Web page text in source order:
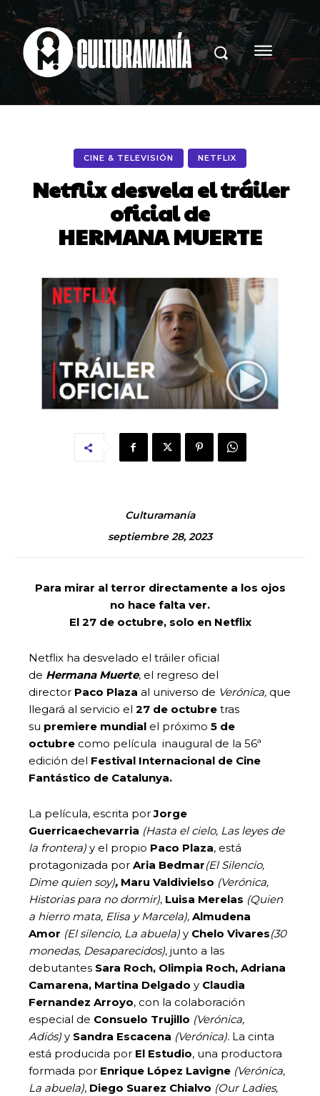
CINE & TELEVISIÓN NETFLIX
Netflix desvela el tráiler
oficial de
HERMANA MUERTE
Culturamanía
septiembre 28, 2023
Para mirar al terror directamente a los ojos
no hace falta ver.
El 27 de octubre, solo en Netflix
Netflix ha desvelado el tráiler oficial
de Hermana Muerte, el regreso del
director Paco Plaza al universo de Verónica, que
llegará al servicio el 27 de octubre tras
su premiere mundial el próximo 5 de
octubre como película inaugural de la 56ª
edición del Festival Internacional de Cine
Fantástico de Catalunya.
La película, escrita porJorge
Guerricaechevarria (Hasta el cielo, Las leyes de
la frontera) y el propio Paco Plaza, está
protagonizada por Aria Bedmar(El Silencio,
Dime quien soy), Maru Valdivielso (Verónica,
Historias para no dormir), Luisa Merelas (Quien
a hierro mata, Elisa y Marcela), Almudena
Amor (El silencio, La abuela) y Chelo Vivares(30
monedas, Desaparecidos), junto a las
debutantes Sara Roch, Olimpia Roch, Adriana
Camarena, Martina Delgado y Claudia
Fernandez Arroyo, con la colaboración
especial de Consuelo Trujillo (Verónica,
Adiós) y Sandra Escacena (Verónica). La cinta
está producida por El Estudio, una productora
formada por Enrique López Lavigne (Verónica,
La abuela), Diego Suarez Chialvo (Our Ladies,